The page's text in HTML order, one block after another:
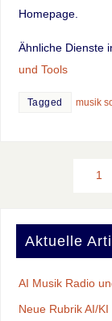
Homepage.
Ähnliche Dienste
und Tools
Tagged musik
1
Aktuelle
AI Musik Radio
Neue Rubrik AI/